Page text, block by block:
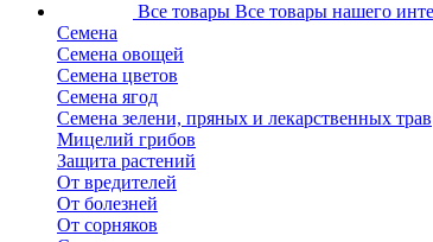
Все товары Все товары нашего
Семена
Семена овощей
Семена цветов
Семена ягод
Семена зелени, пряных и лекарственных трав
Мицелий грибов
Защита растений
От вредителей
От болезней
От сорняков